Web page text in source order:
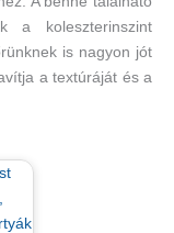
a koleszterinszint
is nagyon jót
a textúráját és a